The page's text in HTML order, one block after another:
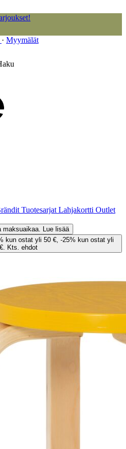
· Myymälät
Tuotesarjat Lahjakortti Outlet
Lue lisää
kun ostat yli 50 €, -25% kun ostat yli
Kts. ehdot